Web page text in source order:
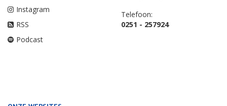
Instagram
RSS
Podcast
Telefoon:
0251 - 257924